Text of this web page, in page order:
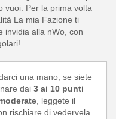
vuoi. Per la prima volta
La mia Fazione ti
invidia alla nWo, con
una mano, se siete
dai 3 ai 10 punti
, leggete il
rischiare di vedervela